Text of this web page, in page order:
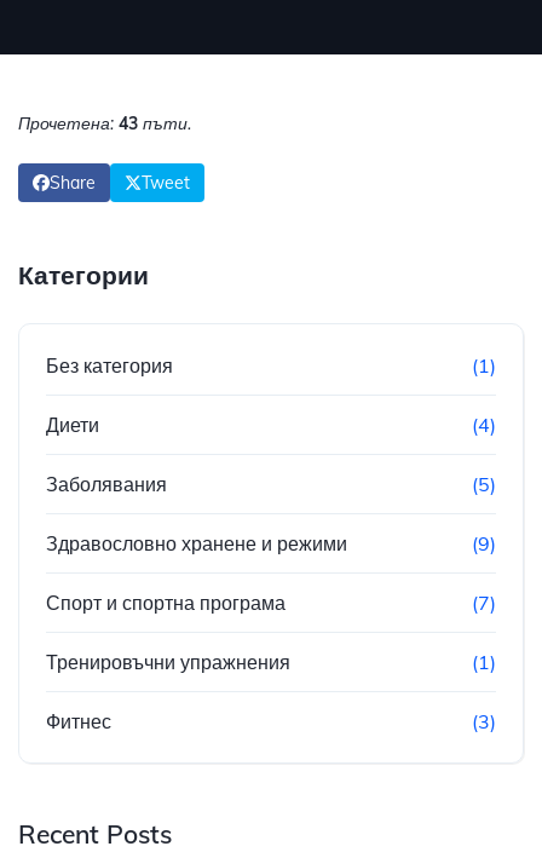
Прочетена: 43 пъти.
Share Tweet
Категории
Без категория (1)
Диети (4)
Заболявания (5)
Здравословно хранене и режими (9)
Спорт и спортна програма (7)
Тренировъчни упражнения (1)
Фитнес (3)
Recent Posts